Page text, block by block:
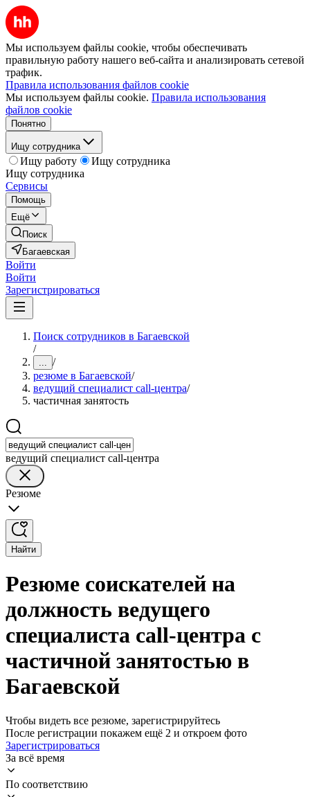
Мы используем файлы cookie, чтобы обеспечивать
правильную работу нашего веб-сайта и анализировать сетевой
трафик.
Правила использования файлов cookie
Мы используем файлы cookie. Правила использования
файлов cookie
Понятно
Ищу сотрудника
Ищу работу
Ищу сотрудника
Ищу сотрудника
Сервисы
Помощь
Ещё
Поиск
Багаевская
Войти
Войти
Зарегистрироваться
Поиск сотрудников в Багаевской
/
... /
резюме в Багаевской/
ведущий специалист call-центра/
частичная занятость
ведущий специалист call-центра
Резюме
Найти
Резюме соискателей на
должность ведущего
специалиста call-центра с
частичной занятостью в
Багаевской
Чтобы видеть все резюме, зарегистрируйтесь
После регистрации покажем ещё 2 и откроем фото
Зарегистрироваться
За всё время
По соответствию